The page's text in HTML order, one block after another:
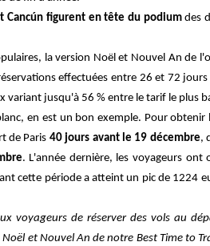
Cancún figurent en tête du podiumdes
la version Noël et Nouvel An de
effectuées entre 26 et 72
variant jusqu'à 56 % entre le tarif le plus
en est un bon exemple. Pour
de Paris 40 jours avant le 19 décembre,
. L'année dernière, les voyageurs
cette période a atteint un pic de 1224
voyageurs de réserver des vols au
et Nouvel An de notre Best Time to